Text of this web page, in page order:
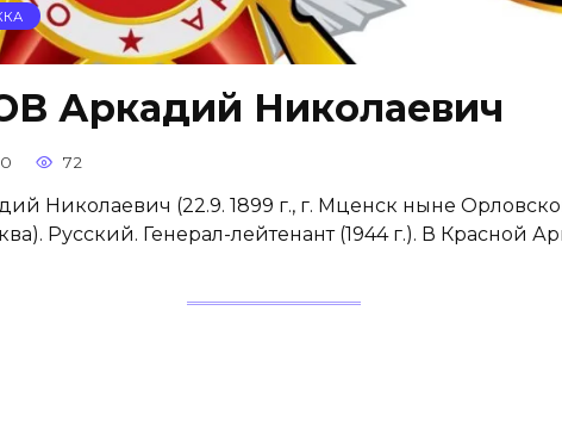
Аркадий Николаевич
0 72
Николаевич (22.9. 1899 г., г. Мценск ныне
Русский. Генерал-лейтенант (1944 г.). В Красной